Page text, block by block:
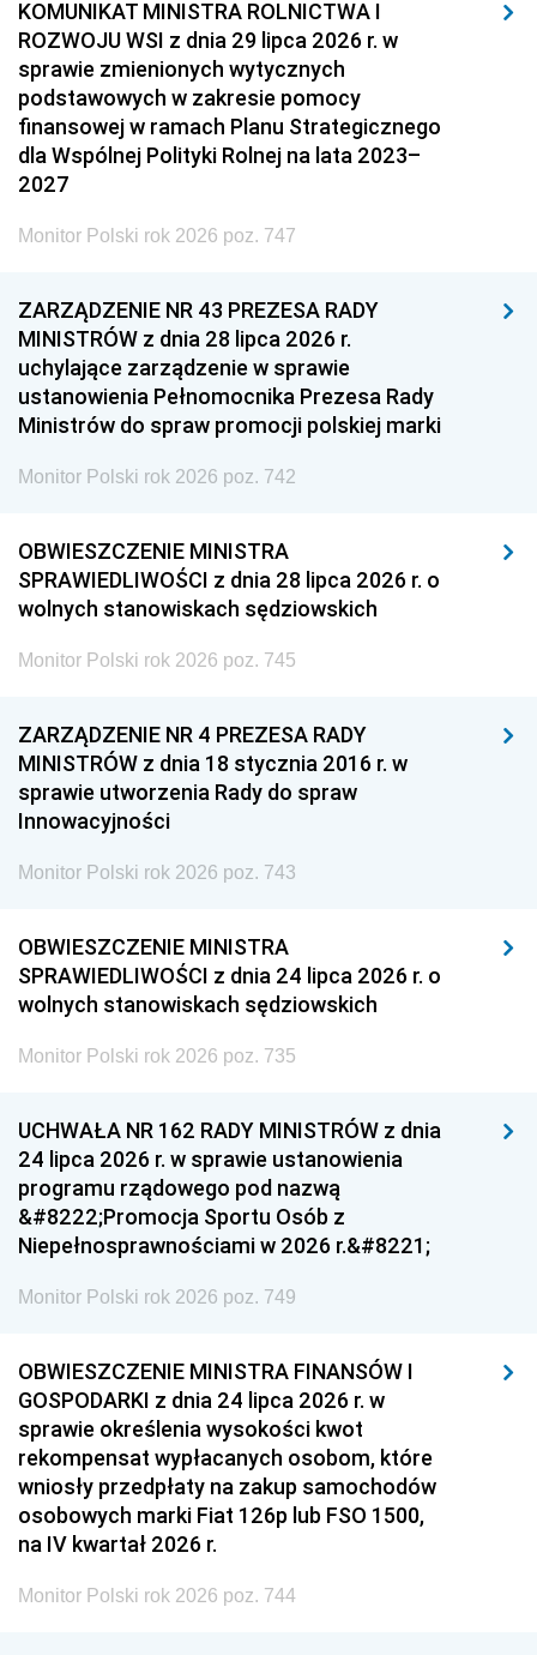
KOMUNIKAT MINISTRA ROLNICTWA I
ROZWOJU WSI z dnia 29 lipca 2026 r. w
sprawie zmienionych wytycznych
podstawowych w zakresie pomocy
finansowej w ramach Planu Strategicznego
dla Wspólnej Polityki Rolnej na lata 2023–
2027
Monitor Polski rok 2026 poz. 747
ZARZĄDZENIE NR 43 PREZESA RADY
MINISTRÓW z dnia 28 lipca 2026 r.
uchylające zarządzenie w sprawie
ustanowienia Pełnomocnika Prezesa Rady
Ministrów do spraw promocji polskiej marki
Monitor Polski rok 2026 poz. 742
OBWIESZCZENIE MINISTRA
SPRAWIEDLIWOŚCI z dnia 28 lipca 2026 r. o
wolnych stanowiskach sędziowskich
Monitor Polski rok 2026 poz. 745
ZARZĄDZENIE NR 4 PREZESA RADY
MINISTRÓW z dnia 18 stycznia 2016 r. w
sprawie utworzenia Rady do spraw
Innowacyjności
Monitor Polski rok 2026 poz. 743
OBWIESZCZENIE MINISTRA
SPRAWIEDLIWOŚCI z dnia 24 lipca 2026 r. o
wolnych stanowiskach sędziowskich
Monitor Polski rok 2026 poz. 735
UCHWAŁA NR 162 RADY MINISTRÓW z dnia
24 lipca 2026 r. w sprawie ustanowienia
programu rządowego pod nazwą
&#8222;Promocja Sportu Osób z
Niepełnosprawnościami w 2026 r.&#8221;
Monitor Polski rok 2026 poz. 749
OBWIESZCZENIE MINISTRA FINANSÓW I
GOSPODARKI z dnia 24 lipca 2026 r. w
sprawie określenia wysokości kwot
rekompensat wypłacanych osobom, które
wniosły przedpłaty na zakup samochodów
osobowych marki Fiat 126p lub FSO 1500,
na IV kwartał 2026 r.
Monitor Polski rok 2026 poz. 744